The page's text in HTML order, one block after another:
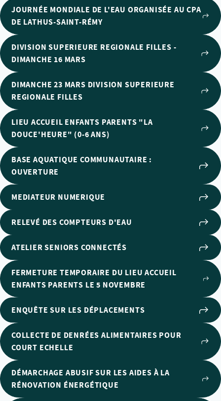
JOURNÉE MONDIALE DE L'EAU ORGANISÉE AU CPA
DE LATHUS-SAINT-RÉMY
DIVISION SUPERIEURE REGIONALE FILLES -
DIMANCHE 16 MARS
DIMANCHE 23 MARS DIVISION SUPERIEURE
REGIONALE FILLES
LIEU ACCUEIL ENFANTS PARENTS "LA
DOUCE'HEURE" (0-6 ANS)
BASE AQUATIQUE COMMUNAUTAIRE :
OUVERTURE
MEDIATEUR NUMERIQUE
RELEVÉ DES COMPTEURS D'EAU
ATELIER SENIORS CONNECTÉS
FERMETURE TEMPORAIRE DU LIEU ACCUEIL
ENFANTS PARENTS LE 5 NOVEMBRE
ENQUÊTE SUR LES DÉPLACEMENTS
COLLECTE DE DENRÉES ALIMENTAIRES POUR
COURT ECHELLE
DÉMARCHAGE ABUSIF SUR LES AIDES À LA
RÉNOVATION ÉNERGÉTIQUE